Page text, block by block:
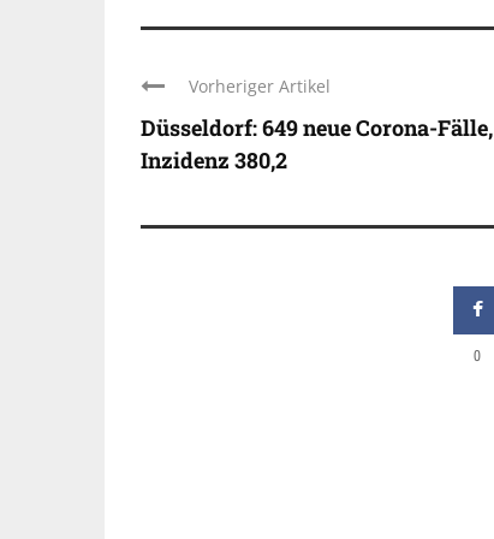
Vorheriger Artikel
Düsseldorf: 649 neue Corona-Fälle,
Inzidenz 380,2
0